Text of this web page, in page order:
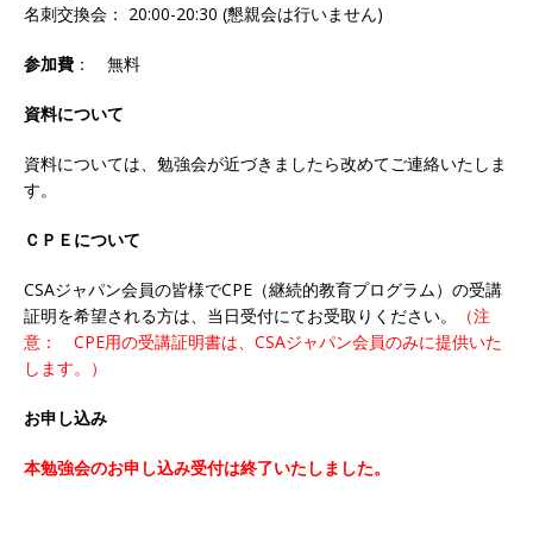
名刺交換会： 20:00-20:30 (懇親会は行いません)
参加費 ： 無料
資料について
資料については、勉強会が近づきましたら改めてご連絡いたしま
す。
ＣＰＥについて
CSAジャパン会員の皆様でCPE（継続的教育プログラム）の受講
証明を希望される方は、当日受付にてお受取りください。
（注
意： CPE用の受講証明書は、CSAジャパン会員のみに提供いた
します。）
お申し込み
本勉強会のお申し込み受付は終了いたしました。